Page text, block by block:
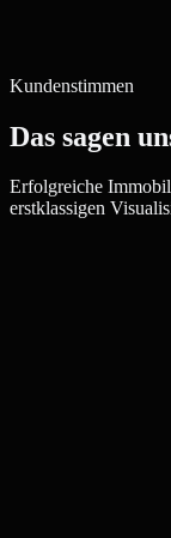
Kundenstimmen
Das sagen
Erfolgreiche
erstklassigen